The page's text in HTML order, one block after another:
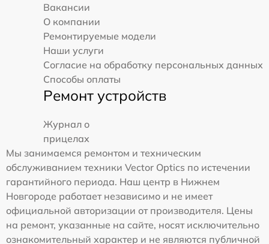
Вакансии
О компании
Ремонтируемые модели
Наши услуги
Согласие на обработку персональных данных
Способы оплаты
Ремонт устройств
Журнал о
прицелах
Мы занимаемся ремонтом и техническим
обслуживанием техники Vector Optics по истечении
гарантийного периода. Наш центр в Нижнем
Новгороде работает независимо и не имеет
официальной авторизации от производителя. Цены
на ремонт, указанные на сайте, носят исключительно
ознакомительный характер и не являются публичной